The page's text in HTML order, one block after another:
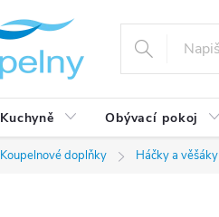
Kuchyně Obývací pokoj
Koupelnové doplňky Háčky a věšáky